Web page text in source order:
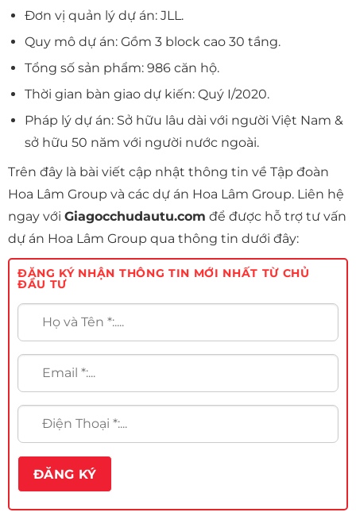
Đơn vị quản lý dự án: JLL.
Quy mô dự án: Gồm 3 block cao 30 tầng.
Tổng số sản phẩm: 986 căn hộ.
Thời gian bàn giao dự kiến: Quý I/2020.
Pháp lý dự án: Sở hữu lâu dài với người Việt Nam &
sở hữu 50 năm với người nước ngoài.
Trên đây là bài viết cập nhật thông tin về Tập đoàn
Hoa Lâm Group và các dự án Hoa Lâm Group. Liên hệ
ngay với Giagocchudautu.com để được hỗ trợ tư vấn
dự án Hoa Lâm Group qua thông tin dưới đây:
ĐĂNG KÝ NHẬN THÔNG TIN MỚI NHẤT TỪ CHỦ
ĐẦU TƯ